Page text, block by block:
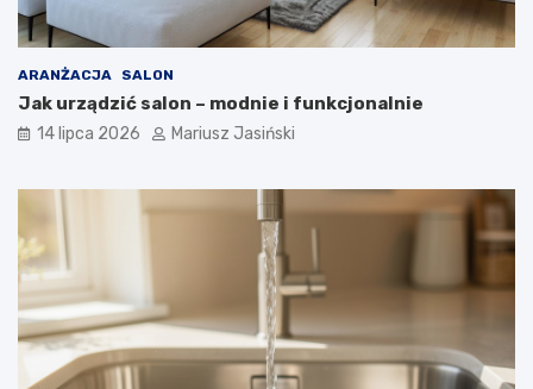
ARANŻACJA SALON
Jak urządzić salon – modnie i funkcjonalnie
14 lipca 2026 Mariusz Jasiński